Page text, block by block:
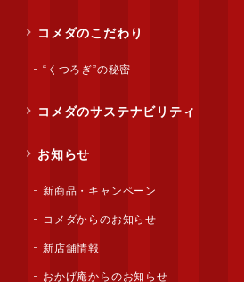
コメダのこだわり
“くつろぎ”の秘密
コメダのサステナビリティ
お知らせ
新商品・キャンペーン
コメダからのお知らせ
新店舗情報
おかげ庵からのお知らせ